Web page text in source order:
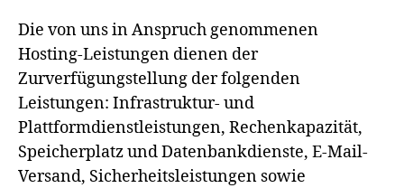
Die von uns in Anspruch genommenen
Hosting-Leistungen dienen der
Zurverfügungstellung der folgenden
Leistungen: Infrastruktur- und
Plattformdienstleistungen, Rechenkapazität,
Speicherplatz und Datenbankdienste, E-Mail-
Versand, Sicherheitsleistungen sowie